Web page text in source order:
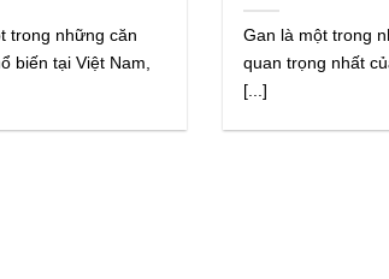
trong những căn
biến tại Việt Nam,
Gan là một trong
quan trọng nhất
[...]